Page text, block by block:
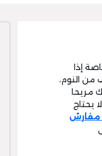
إذا
النوم،
مريحا
يحتاج
مفارش